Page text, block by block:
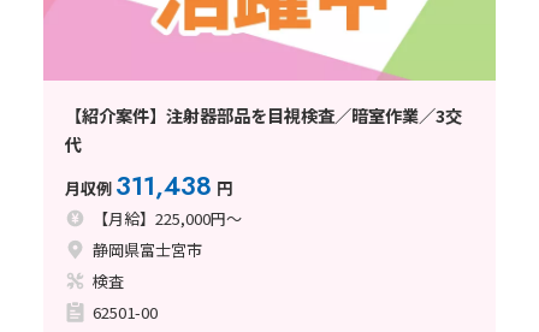
【紹介案件】注射器部品を目視検査／暗室作業／3交
代
月収例 311,438 円
【月給】225,000円～
静岡県富士宮市
検査
62501-00